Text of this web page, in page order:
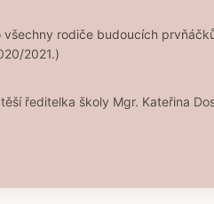
všechny rodiče budoucích
2021.)
ředitelka školy Mgr. Kateřina